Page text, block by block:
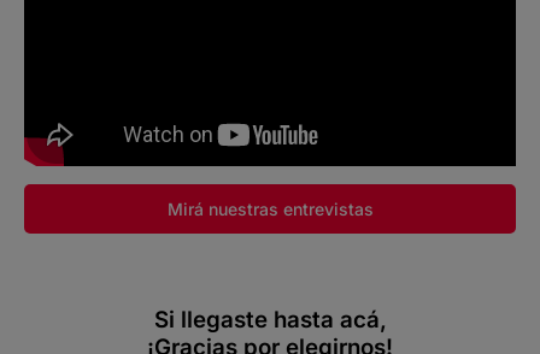
Mirá nuestras entrevistas
Si llegaste hasta acá,
¡Gracias por elegirnos!